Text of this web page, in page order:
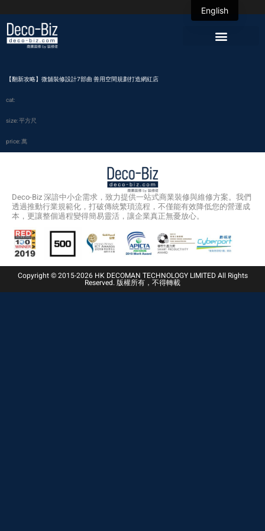
【翻新攻略】微舖裝修設計7部曲 善用空間規劃打造網紅店
cat:
size: 平方尺
price: 萬
Deco-Biz 深諳中小企需求，致力提供一站式商業裝修與維修方案。我們
透過推動行業規範化，打破傳統繁瑣流程，不僅能有效降低您的營運成
本，更讓整個過程變得簡易靈活，讓企業真正無憂放心。
Copyright © 2015-2026 HK DECOMAN TECHNOLOGY LIMITED All Rights
Reserved. 版權所有，不得轉載
English